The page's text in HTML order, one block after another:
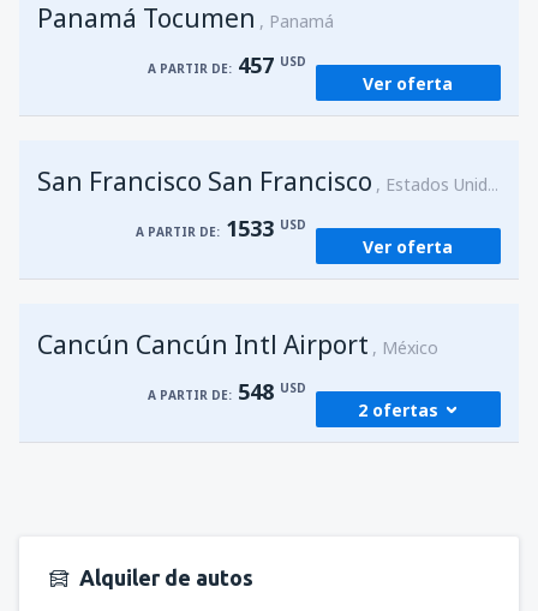
Panamá Tocumen Panamá
A PARTIR DE: 457 USD
Ver oferta
San Francisco San Francisco Estados Unidos
A PARTIR DE: 1533 USD
Ver oferta
Cancún Cancún Intl Airport México
A PARTIR DE: 548 USD
2 ofertas
Alquiler de autos